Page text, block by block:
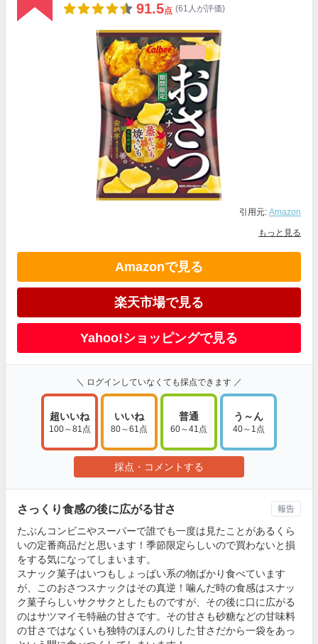
91.5点 (61人が評価)
引用元: Amazon
もっと見る
Amazonで見る
楽天市場で見る
Yahoo!ショッピングで見る
＼ ログインしていなくても採点できます ／
超いいね
100～81点
いいね
80～61点
普通
60～41点
う～ん
40～1点
採点・コメントする
さっくり食感の後に広がる甘さ
たぶんコンビニやスーパーで誰でも一度は見たことがあるくら
いの定番商品だと思います！季節限定らしいので買わないと損
をする気になってしまいます。
スナック菓子はいつもしょっぱい系の物ばかり食べています
が、このおさつスナックはその真逆！噛んだ時の食感はスナッ
ク菓子らしいサクサクとしたものですが、その後に口に広がる
のはサツマイモ特融の甘さです。その甘さも砂糖などの甘味料
の甘さではなくいも独特のほんのりした甘さだから一袋をあっ
報告